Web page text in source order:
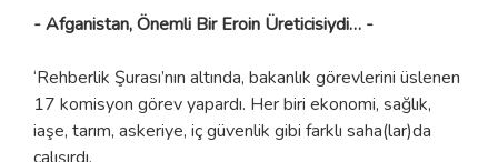
- Afganistan, Önemli Bir Eroin Üreticisiydi… -
‘Rehberlik Şurası’nın altında, bakanlık görevlerini üslenen
17 komisyon görev yapardı. Her biri ekonomi, sağlık,
iaşe, tarım, askeriye, iç güvenlik gibi farklı saha(lar)da
çalışırdı.